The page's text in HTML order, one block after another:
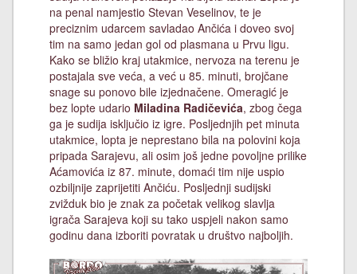
na penal namjestio Stevan Veselinov, te je
preciznim udarcem savladao Ančića i doveo svoj
tim na samo jedan gol od plasmana u Prvu ligu.
Kako se bližio kraj utakmice, nervoza na terenu je
postajala sve veća, a već u 85. minuti, brojčane
snage su ponovo bile izjednačene. Omeragić je
bez lopte udario Miladina Radičevića, zbog čega
ga je sudija isključio iz igre. Posljednjih pet minuta
utakmice, lopta je neprestano bila na polovini koja
pripada Sarajevu, ali osim još jedne povoljne prilike
Aćamovića iz 87. minute, domaći tim nije uspio
ozbiljnije zaprijetiti Ančiću. Posljednji sudijski
zvižduk bio je znak za početak velikog slavlja
igrača Sarajeva koji su tako uspjeli nakon samo
godinu dana izboriti povratak u društvo najboljih.